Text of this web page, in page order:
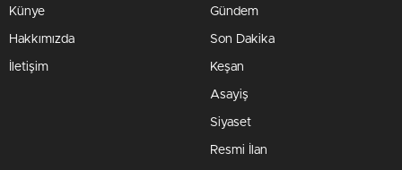
Künye
Hakkımızda
İletişim
Gündem
Son Dakika
Keşan
Asayiş
Siyaset
Resmi İlan